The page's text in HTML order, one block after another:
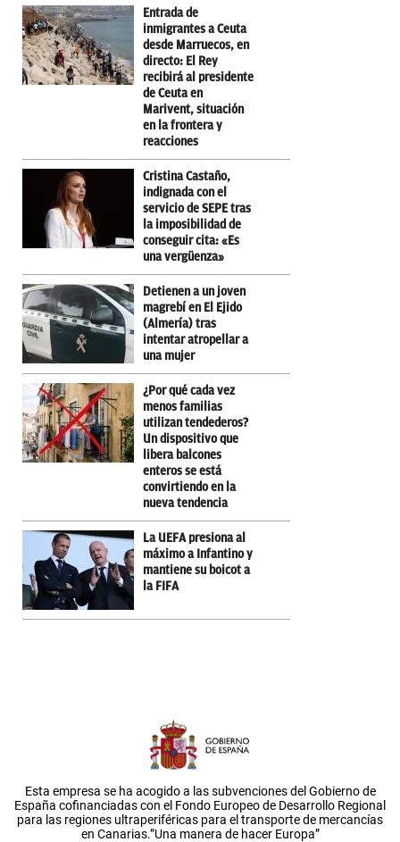
Entrada de
inmigrantes a Ceuta
desde Marruecos, en
directo: El Rey
recibirá al presidente
de Ceuta en
Marivent, situación
en la frontera y
reacciones
Cristina Castaño,
indignada con el
servicio de SEPE tras
la imposibilidad de
conseguir cita: «Es
una vergüenza»
Detienen a un joven
magrebí en El Ejido
(Almería) tras
intentar atropellar a
una mujer
¿Por qué cada vez
menos familias
utilizan tendederos?
Un dispositivo que
libera balcones
enteros se está
convirtiendo en la
nueva tendencia
La UEFA presiona al
máximo a Infantino y
mantiene su boicot a
la FIFA
Esta empresa se ha acogido a las subvenciones del Gobierno de
España cofinanciadas con el Fondo Europeo de Desarrollo Regional
para las regiones ultraperiféricas para el transporte de mercancías
en Canarias.”Una manera de hacer Europa”